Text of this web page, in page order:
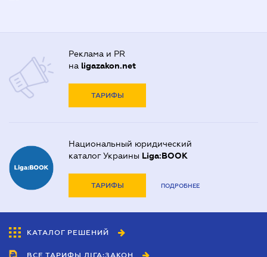
Реклама и PR
на ligazakon.net
ТАРИФЫ
Национальный юридический
каталог Украины Liga:BOOK
ТАРИФЫ ПОДРОБНЕЕ
КАТАЛОГ РЕШЕНИЙ
ВСЕ ТАРИФЫ ЛІГА:ЗАКОН